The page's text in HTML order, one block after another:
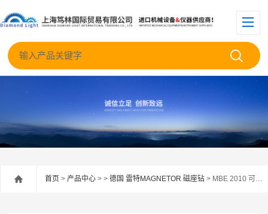
首页 > 产品中心 > > 德国 雷特MAGNETOR 磁座钻 > MBE 2010 可旋转德国雷特磁座钻MBE2010